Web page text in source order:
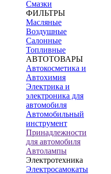
Смазки
ФИЛЬТРЫ
Масляные
Воздушные
Салонные
Топливные
АВТОТОВАРЫ
Автокосметика и
Автохимия
Электрика и
электроника для
автомобиля
Автомобильный
инструмент
Принадлежности
для автомобиля
Автолампы
Электротехника
Электросамокаты